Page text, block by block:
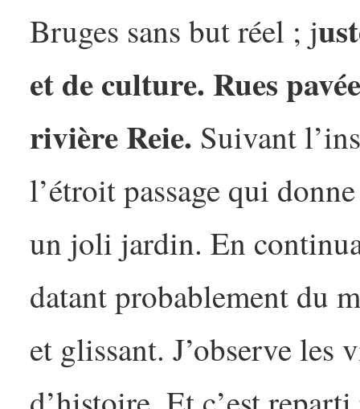
Bruges sans but réel ; j
et de culture. Rues
rivière Reie. Suivant
l’étroit passage qui
un joli jardin. En
datant probablement du
et glissant. J’observe les